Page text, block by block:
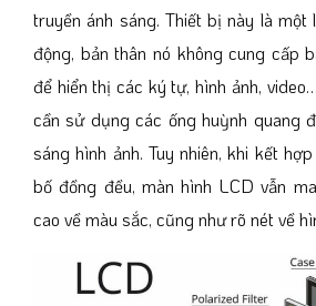
truyền ánh sáng. Thiết bị này là một
động, bản thân nó không cung cấp
để hiển thị các ký tự, hình ảnh,
cần sử dụng các ống huỳnh quang
sáng hình ảnh. Tuy nhiên, khi kết
bố đồng đều, màn hình LCD vẫn
cao về màu sắc, cũng như rõ nét về